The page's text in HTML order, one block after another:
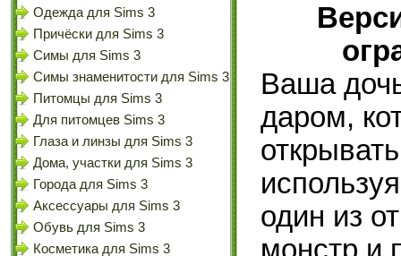
Одежда для Sims 3
Причёски для Sims 3
Симы для Sims 3
Симы знаменитости для Sims 3
Питомцы для Sims 3
Для питомцев Sims 3
Глаза и линзы для Sims 3
Дома, участки для Sims 3
Города для Sims 3
Аксессуары для Sims 3
Обувь для Sims 3
Косметика для Sims 3
Ваша
даром,
один из